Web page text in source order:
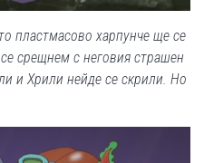
пластмасово харпунче ще се
срещнем с неговия страшен
и Хрили нейде се скрили. Но